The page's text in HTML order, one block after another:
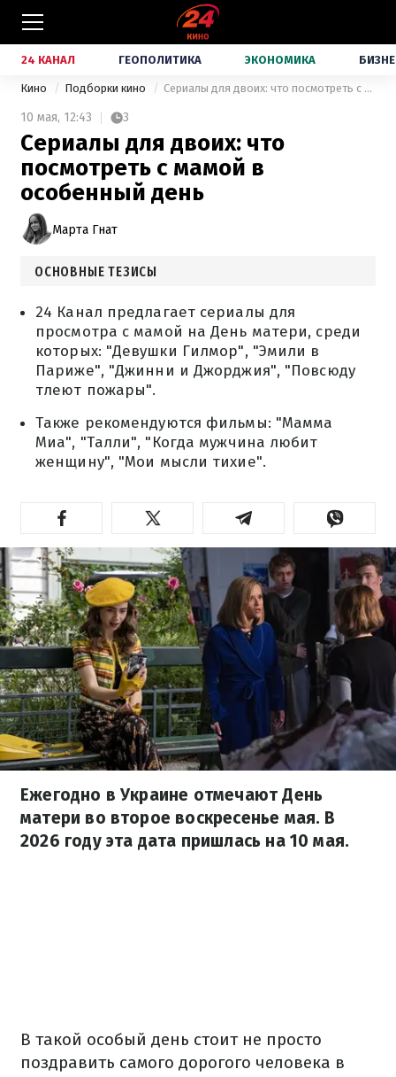
24 КАНАЛ ГЕОПОЛИТИКА ЭКОНОМИКА
Кино Подборки кино Сериалы для двоих: что посмотреть с мамой в особенный день
10 мая, 12:43 3
Сериалы для двоих: что
посмотреть с мамой в
особенный день
Марта Гнат
ОСНОВНЫЕ ТЕЗИСЫ
24 Канал предлагает сериалы для
просмотра с мамой на День матери, среди
которых: "Девушки Гилмор", "Эмили в
Париже", "Джинни и Джорджия", "Повсюду
тлеют пожары".
Также рекомендуются фильмы: "Мамма
Миа", "Талли", "Когда мужчина любит
женщину", "Мои мысли тихие".
Ежегодно в Украине отмечают День
матери во второе воскресенье мая. В
2026 году эта дата пришлась на 10 мая.
В такой особый день стоит не просто
поздравить самого дорогого человека в